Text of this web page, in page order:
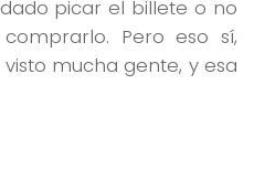
picar el billete o no
Pero eso sí,
mucha gente, y esa